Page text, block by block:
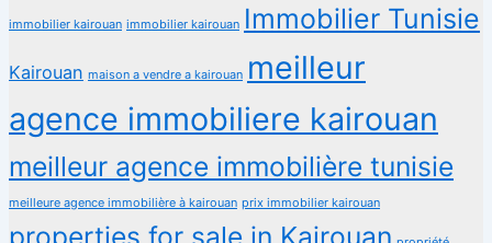
immobilier kairouan immobilier kairouan Immobilier Tunisie
Kairouan maison a vendre a kairouan meilleur
agence immobiliere kairouan
meilleur agence immobilière tunisie
meilleure agence immobilière à kairouan prix immobilier kairouan
properties for sale in Kairouan